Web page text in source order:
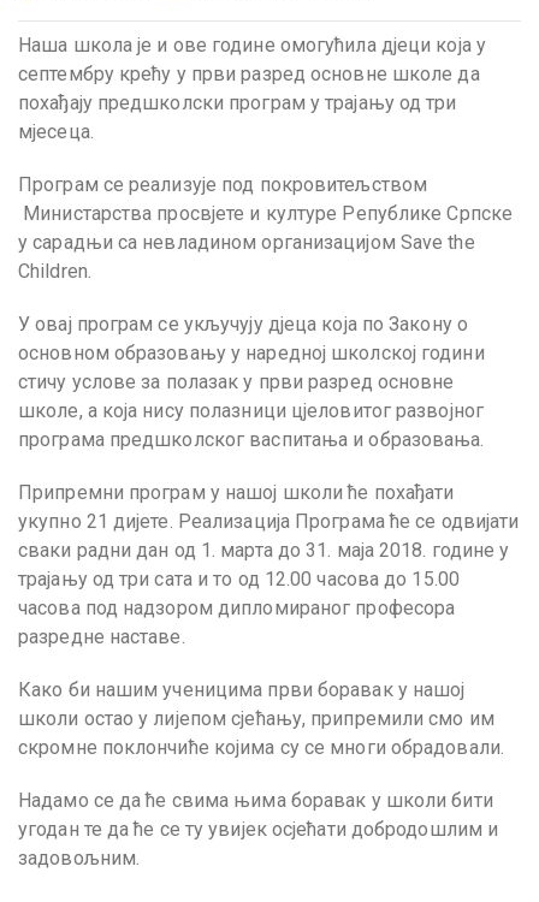
Наша школа је и ове године омогућила дјеци која у
септембру крећу у први разред основне школе да
похађају предшколски програм у трајању од три
мјесеца.
Програм се реализује под покровитељством
Министарства просвјете и културе Републике Српске
у сарадњи са невладином организацијом Save the
Children.
У овај програм се укључују дјеца која по Закону о
основном образовању у наредној школској години
стичу услове за полазак у први разред основне
школе, а која нису полазници цјеловитог развојног
програма предшколског васпитања и образовања.
Припремни програм у нашој школи ће похађати
укупно 21 дијете. Реализација Програма ће се одвијати
сваки радни дан од 1. марта до 31. маја 2018. године у
трајању од три сата и то од 12.00 часова до 15.00
часова под надзором дипломираног професора
разредне наставе.
Како би нашим ученицима први боравак у нашој
школи остао у лијепом сјећању, припремили смо им
скромне поклончиће којима су се многи обрадовали.
Надамо се да ће свима њима боравак у школи бити
угодан те да ће се ту увијек осјећати добродошлим и
задовољним.